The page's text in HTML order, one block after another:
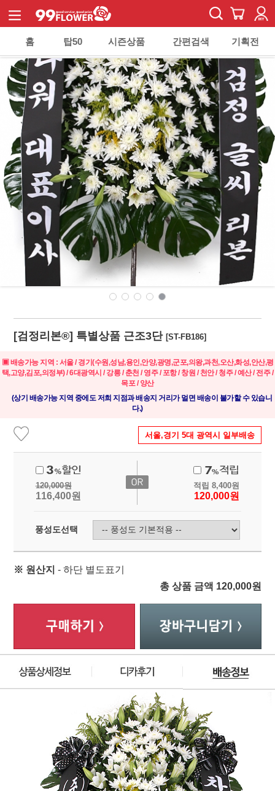
홈 탑50 시즌상품 간편검색 기획전
[검정리본®] 특별상품 근조3단[ST-FB186]
▣ 배송가능 지역 : 서울 / 경기(수원,성남,용인,안양,광명,군포,의왕,과천,오산,화성,안산,평
택,고양,김포,의정부) / 6대광역시 / 강릉 / 춘천 / 영주 / 포항 / 창원 / 천안 / 청주 / 예산 / 전주 /
목포 / 양산
(상기 배송가능 지역 중에도 저희 지점과 배송지 거리가 멀면 배송이 불가할 수 있습니
다.)
서울,경기 5대 광역시 일부배송
120,000원
116,400원
적립 8,400원
120,000원
풍성도선택
※ 원산지 - 하단 별도표기
총 상품 금액 120,000원